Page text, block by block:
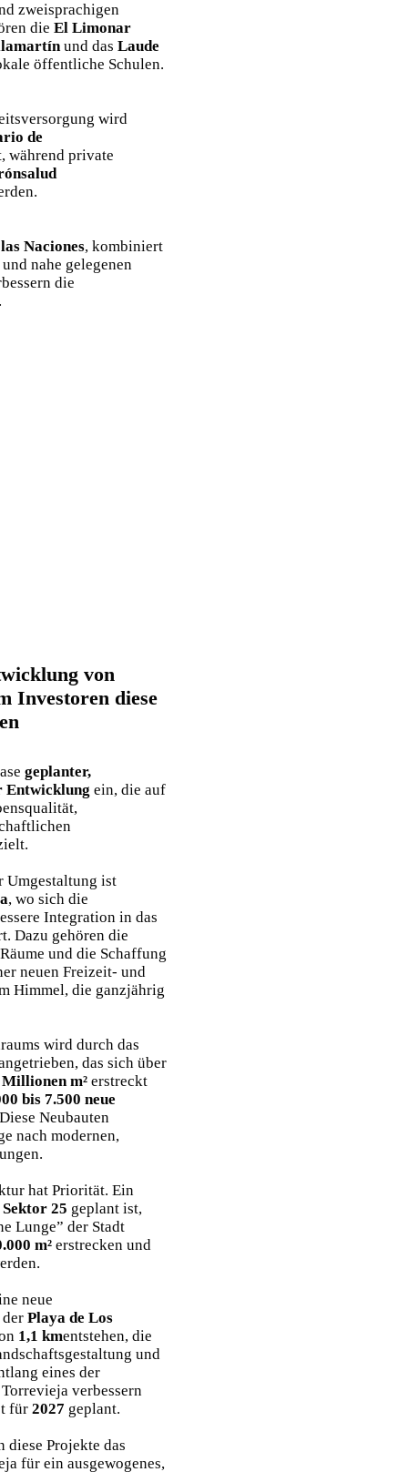
zweisprachigen
die El Limonar
und das Laude
öffentliche Schulen.
wird
de
während private
Naciones, kombiniert
nahe gelegenen
die
von
Investoren diese
geplanter,
Entwicklung ein, die auf
Umgestaltung ist
, wo sich die
Integration in das
Dazu gehören die
und die Schaffung
neuen Freizeit- und
Himmel, die ganzjährig
wird durch das
das sich über
Millionen m² erstreckt
bis 7.500 neue
Neubauten
nach modernen,
hat Priorität. Ein
Sektor 25 geplant ist,
Lunge” der Stadt
m² erstrecken und
neue
der Playa de Los
1,1 kmentstehen, die
und
eines der
verbessern
für 2027 geplant.
diese Projekte das
für ein ausgewogenes,